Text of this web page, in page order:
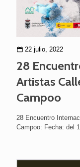
22 julio, 2022
28
Artistas
Campoo
28 Encuentro
Campoo: Fecha: del